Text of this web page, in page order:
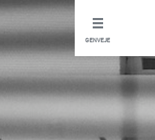
GENVEJE